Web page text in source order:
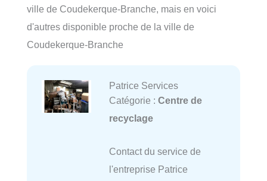
ville de Coudekerque-Branche, mais en voici
d'autres disponible proche de la ville de
Coudekerque-Branche
Patrice Services
Catégorie : Centre de
recyclage
Contact du service de
l'entreprise Patrice